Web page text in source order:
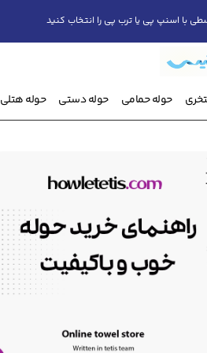
با اسنپ پی یا ترب پی را انتخاب کنید
حوله حمامی حوله دستی حوله هتلی